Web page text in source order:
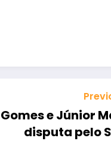
e Júnior
disputa pelo